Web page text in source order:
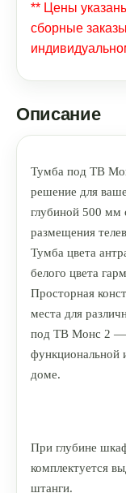
** Цены
сборные
Описание
Тумба под ТВ
решение для
глубиной 500 мм
размещения
Тумба цвета
белого цвета
Просторная
места для
под ТВ Монс 2 —
функциональной
доме.
При глубине
комплектуется
штанги.